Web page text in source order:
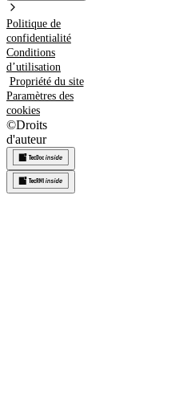
Politique de
confidentialité
Conditions
d’utilisation
Propriété du site
Paramètres des
cookies
©Droits
d'auteur